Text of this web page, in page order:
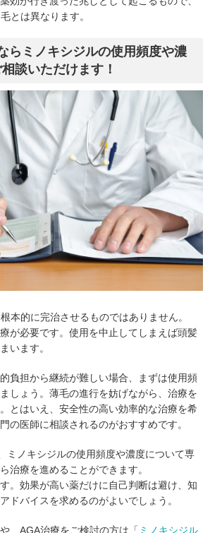
とは異なります。
らミノキシジルの使用頻度や濃
談いただけます！
本的に完治させるものではありません。
が必要です。使用を中止してしまえば頭髪
います。
負担から継続が難しい場合、まずは使用頻
しょう。薄毛の進行を妨げながら、治療を
とはいえ、安全性の高い効率的な治療を希
の医師に相談されるのがおすすめです。
ミノキシジルの使用頻度や濃度について専
治療を進めることができます。
。効果が高い薬だけに自己判断は避け、知
ドバイスを求めるのがよいでしょう。
、AGA治療をご検討の方は「 ミノキシジル